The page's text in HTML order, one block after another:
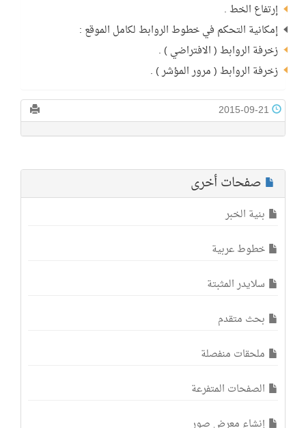
إرتفاع الخط .
إمكانية التحكم في خطوط الروابط لكامل الموقع :
زخرفة الروابط ( الافتراضي ) .
زخرفة الروابط ( مرور المؤشر ) .
2015-09-21
صفحات أخرى
بنية الخبر
خطوط عربية
سلايدر المثبتة
بحث متقدم
ملحقات منفصلة
الصفحات المتفرعة
إنشاء معرض صور